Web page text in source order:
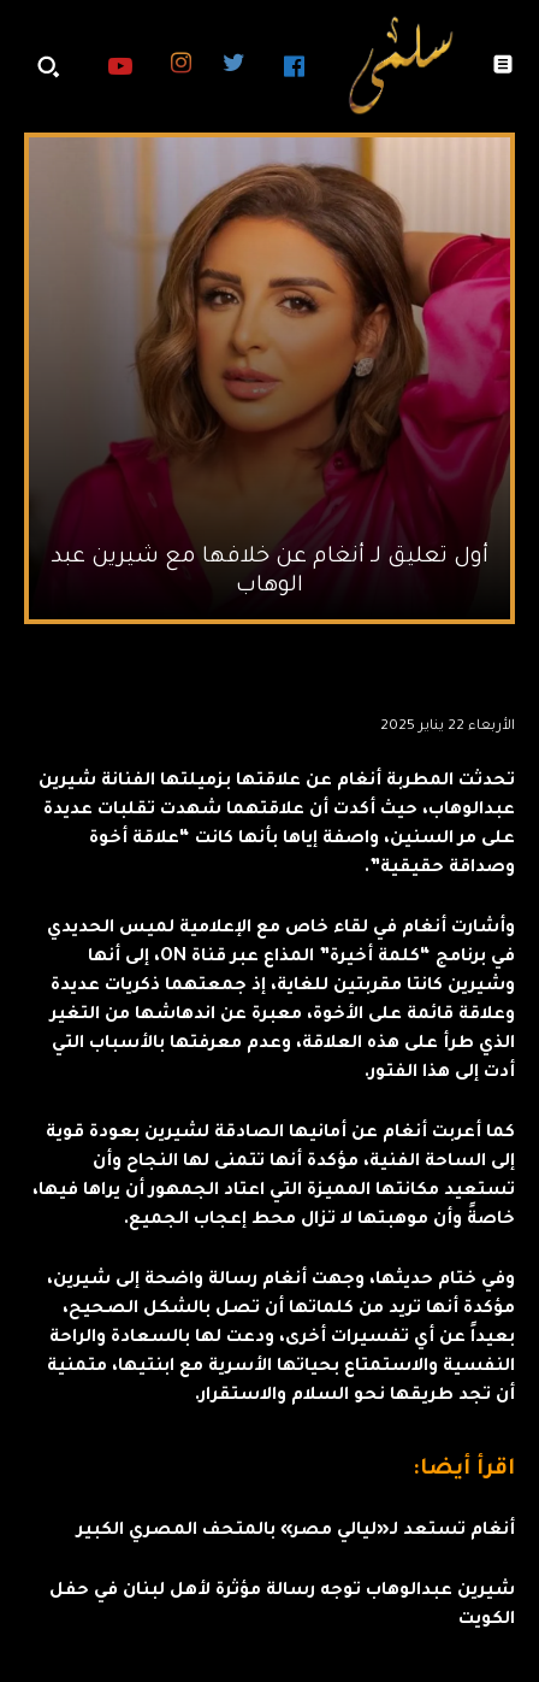
أول تعليق لـ أنغام عن خلافها مع شيرين عبد
الوهاب
الأربعاء 22 يناير 2025
تحدثت المطربة أنغام عن علاقتها بزميلتها الفنانة شيرين
عبدالوهاب، حيث أكدت أن علاقتهما شهدت تقلبات عديدة
على مر السنين، واصفة إياها بأنها كانت “علاقة أخوة
وصداقة حقيقية”.
وأشارت أنغام في لقاء خاص مع الإعلامية لميس الحديدي
في برنامج “كلمة أخيرة” المذاع عبر قناة ON، إلى أنها
وشيرين كانتا مقربتين للغاية، إذ جمعتهما ذكريات عديدة
وعلاقة قائمة على الأخوة، معبرة عن اندهاشها من التغير
الذي طرأ على هذه العلاقة، وعدم معرفتها بالأسباب التي
أدت إلى هذا الفتور.
كما أعربت أنغام عن أمانيها الصادقة لشيرين بعودة قوية
إلى الساحة الفنية، مؤكدة أنها تتمنى لها النجاح وأن
تستعيد مكانتها المميزة التي اعتاد الجمهور أن يراها فيها،
خاصةً وأن موهبتها لا تزال محط إعجاب الجميع.
وفي ختام حديثها، وجهت أنغام رسالة واضحة إلى شيرين،
مؤكدة أنها تريد من كلماتها أن تصل بالشكل الصحيح،
بعيداً عن أي تفسيرات أخرى، ودعت لها بالسعادة والراحة
النفسية والاستمتاع بحياتها الأسرية مع ابنتيها، متمنية
أن تجد طريقها نحو السلام والاستقرار.
اقرأ أيضا:
أنغام تستعد لـ«ليالي مصر» بالمتحف المصري الكبير
شيرين عبدالوهاب توجه رسالة مؤثرة لأهل لبنان في حفل
الكويت